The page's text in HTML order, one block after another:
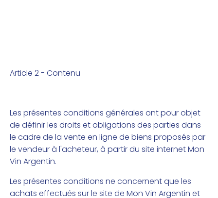
Article 2 - Contenu
Les présentes conditions générales ont pour objet
de définir les droits et obligations des parties dans
le cadre de la vente en ligne de biens proposés par
le vendeur à l'acheteur, à partir du site internet Mon
Vin Argentin.
Les présentes conditions ne concernent que les
achats effectués sur le site de Mon Vin Argentin et